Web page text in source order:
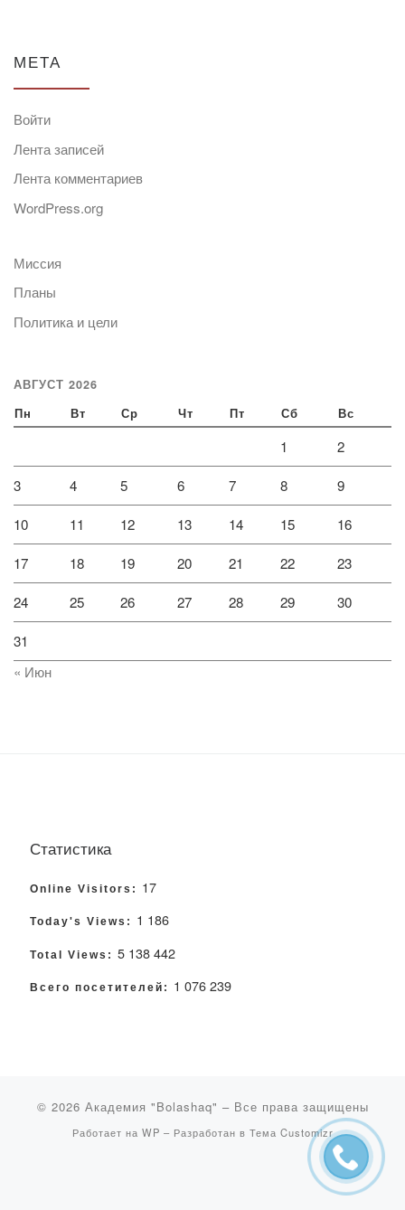
МЕТА
Войти
Лента записей
Лента комментариев
WordPress.org
Миссия
Планы
Политика и цели
АВГУСТ 2026
Пн Вт Ср Чт Пт Сб Вс
1 2
3 4 5 6 7 8 9
10 11 12 13 14 15 16
17 18 19 20 21 22 23
24 25 26 27 28 29 30
31
« Июн
Статистика
Online Visitors: 17
Today's Views: 1 186
Total Views: 5 138 442
Всего посетителей: 1 076 239
© 2026 Академия "Bolashaq" – Все права защищены
Работает на WP – Разработан в Тема Customizr